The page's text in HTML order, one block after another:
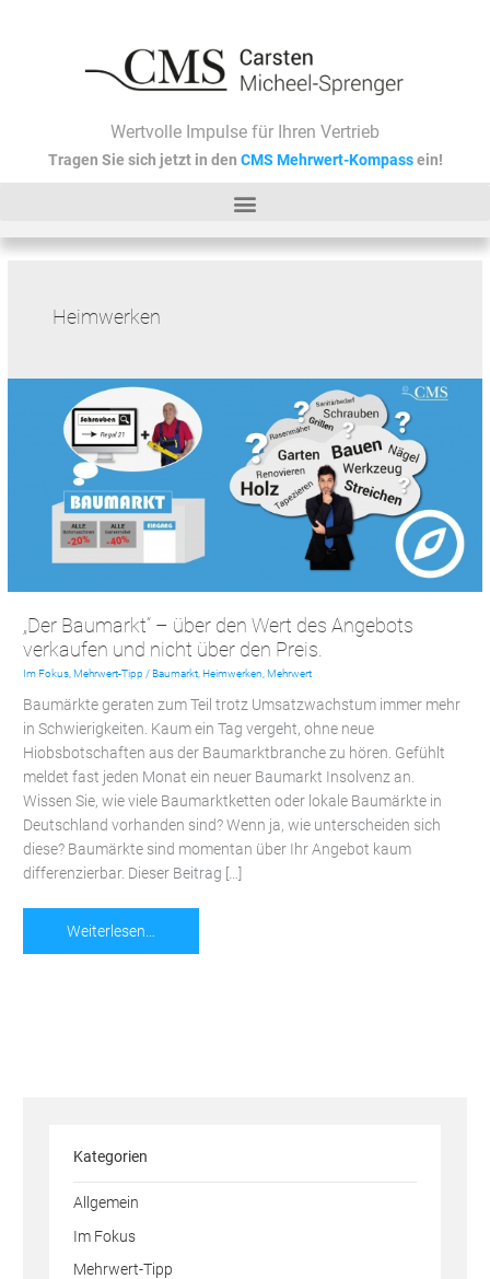
Wertvolle Impulse für Ihren Vertrieb
Tragen Sie sich jetzt in den CMS Mehrwert-Kompassein!
Heimwerken
„Der Baumarkt“ – über den Wert des Angebots
verkaufen und nicht über den Preis.
Im Fokus ,Mehrwert-Tipp /Baumarkt ,Heimwerken ,Mehrwert
Baumärkte geraten zum Teil trotz Umsatzwachstum immer mehr
in Schwierigkeiten. Kaum ein Tag vergeht, ohne neue
Hiobsbotschaften aus der Baumarktbranche zu hören. Gefühlt
meldet fast jeden Monat ein neuer Baumarkt Insolvenz an.
Wissen Sie, wie viele Baumarktketten oder lokale Baumärkte in
Deutschland vorhanden sind? Wenn ja, wie unterscheiden sich
diese? Baumärkte sind momentan über Ihr Angebot kaum
differenzierbar. Dieser Beitrag […]
Baumarkt“
–
über
den
Wert
des
nicht
über
den
Preis.
Weiterlesen…
Kategorien
Allgemein
Im Fokus
Mehrwert-Tipp